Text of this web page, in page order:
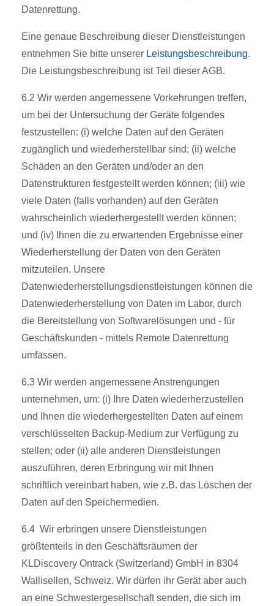
Datenrettung.
Eine genaue Beschreibung dieser Dienstleistungen
entnehmen Sie bitte unserer Leistungsbeschreibung.
Die Leistungsbeschreibung ist Teil dieser AGB.
6.2 Wir werden angemessene Vorkehrungen treffen,
um bei der Untersuchung der Geräte folgendes
festzustellen: (i) welche Daten auf den Geräten
zugänglich und wiederherstellbar sind; (ii) welche
Schäden an den Geräten und/oder an den
Datenstrukturen festgestellt werden können; (iii) wie
viele Daten (falls vorhanden) auf den Geräten
wahrscheinlich wiederhergestellt werden können;
und (iv) Ihnen die zu erwartenden Ergebnisse einer
Wiederherstellung der Daten von den Geräten
mitzuteilen. Unsere
Datenwiederherstellungsdienstleistungen können die
Datenwiederherstellung von Daten im Labor, durch
die Bereitstellung von Softwarelösungen und - für
Geschäftskunden - mittels Remote Datenrettung
umfassen.
6.3 Wir werden angemessene Anstrengungen
unternehmen, um: (i) Ihre Daten wiederherzustellen
und Ihnen die wiederhergestellten Daten auf einem
verschlüsselten Backup-Medium zur Verfügung zu
stellen; oder (ii) alle anderen Dienstleistungen
auszuführen, deren Erbringung wir mit Ihnen
schriftlich vereinbart haben, wie z.B. das Löschen der
Daten auf den Speichermedien.
6.4 Wir erbringen unsere Dienstleistungen
größtenteils in den Geschäftsräumen der
KLDiscovery Ontrack (Switzerland) GmbH in 8304
Wallisellen, Schweiz. Wir dürfen ihr Gerät aber auch
an eine Schwestergesellschaft senden, die sich im